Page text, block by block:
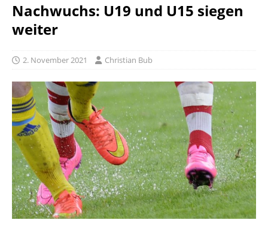
Nachwuchs: U19 und U15 siegen
weiter
2. November 2021 Christian Bub